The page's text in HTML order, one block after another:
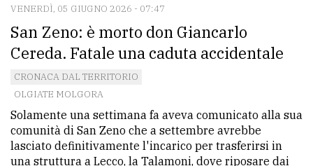
VENERDÌ, 05 GIUGNO 2026 - 07:47
San Zeno: è morto don Giancarlo
Cereda. Fatale una caduta accidentale
CRONACA DAL TERRITORIO
OLGIATE MOLGORA
Solamente una settimana fa aveva comunicato alla sua
comunità di San Zeno che a settembre avrebbe
lasciato definitivamente l'incarico per trasferirsi in
una struttura a Lecco, la Talamoni, dove riposare dai